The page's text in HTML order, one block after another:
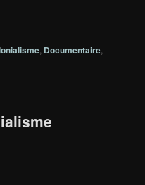
, Documentaire,